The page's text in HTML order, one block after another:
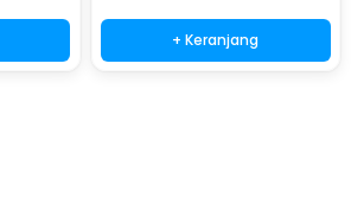
+ Keranjang